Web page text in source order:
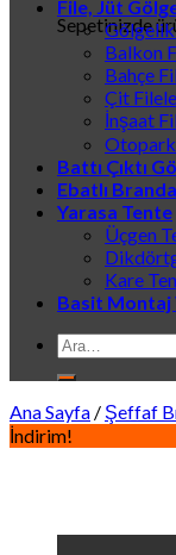
Sepetinizde
File, Jüt
Balkon
Bahçe
Çit
İnşaat
Battı Çıktı
Ebatlı Branda
Yarasa Tente
Üçgen
Kare
Basit Montaj
Ara:
Ana Sayfa / Şeffaf
İndirim!